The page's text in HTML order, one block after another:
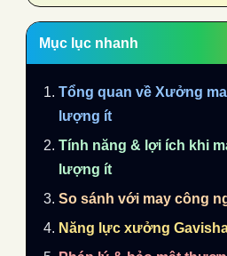
Mục lục nhanh
Tổng quan về Xưởng
lượng ít
Tính năng & lợi ích khi
lượng ít
So sánh với may công
Năng lực xưởng